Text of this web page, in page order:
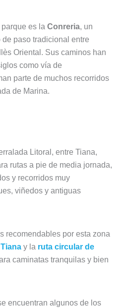
es la Conreria, un
paso tradicional entre
Oriental. Sus caminos han
como vía de
parte de muchos recorridos
de Marina.
Litoral, entre Tiana,
rutas a pie de media jornada,
y recorridos muy
viñedos y antiguas
recomendables por esta zona
y la ruta circular de
caminatas tranquilas y bien
encuentran algunos de los